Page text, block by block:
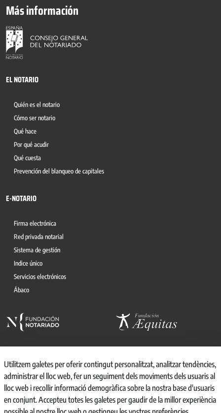
Más información
EL NOTARIO
Quién es el notario
Cómo ser notario
Qué hace
Por qué acudir
Qué cuesta
Prevención del blanqueo de capitales
E-NOTARIO
Firma electrónica
Red privada notarial
Sistema de gestión
Indice único
Servicios electrónicos
Ábaco
© 2026, CONSEJO GENERAL DEL NOTARIO
CANAL INTERNO DE INFORMACIÓN
REGISTRO DE ACTIVIDADES DE TRATAMIENTO
Utilitzem galetes per oferir contingut personalitzat, analitzar tendències,
administrar el lloc web, fer un seguiment dels moviments dels usuaris al
lloc web i recollir informació demogràfica sobre la nostra base d'usuaris
en conjunt. Accepteu totes les galetes per gaudir de la millor experiència